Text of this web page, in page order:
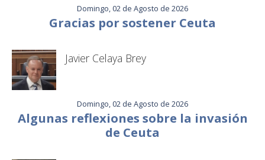
Domingo, 02 de Agosto de 2026
Gracias por sostener Ceuta
Javier Celaya Brey
Domingo, 02 de Agosto de 2026
Algunas reflexiones sobre la invasión
de Ceuta